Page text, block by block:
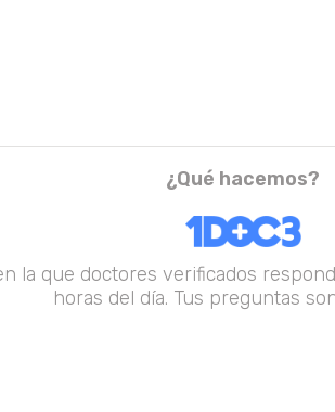
¿Qué hacemos?
la que doctores verificados
horas del día. Tus preguntas